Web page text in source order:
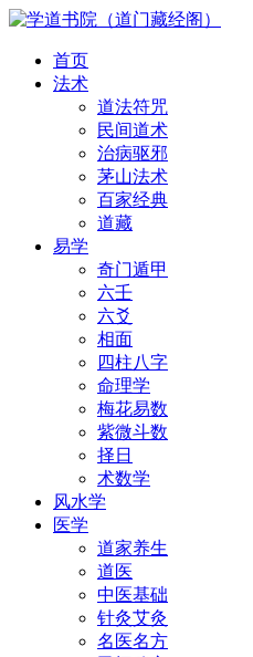
首页
法术
道法符咒
民间道术
治病驱邪
茅山法术
百家经典
道藏
易学
奇门遁甲
六壬
六爻
相面
四柱八字
命理学
梅花易数
紫微斗数
择日
术数学
风水学
医学
道家养生
道医
中医基础
针灸艾灸
名医名方